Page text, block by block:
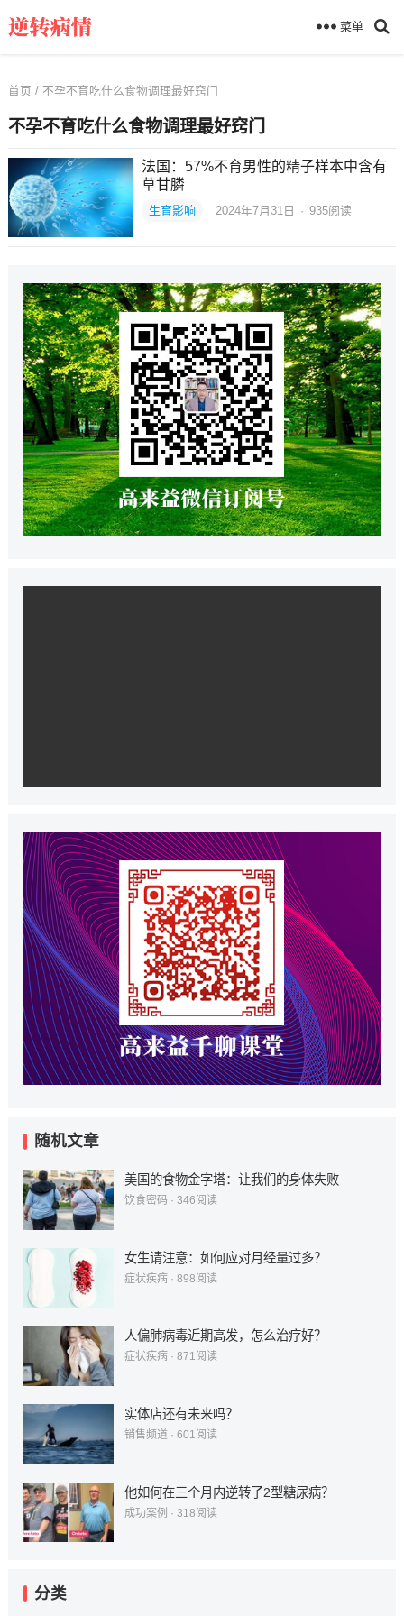
菜单
首页 / 不孕不育吃什么食物调理最好窍门
不孕不育吃什么食物调理最好窍门
法国：57%不育男性的精子样本中含有
草甘膦
生育影响 2024年7月31日 · 935阅读
随机文章
美国的食物金字塔：让我们的身体失败
饮食密码 · 346阅读
女生请注意：如何应对月经量过多？
症状疾病· 898阅读
人偏肺病毒近期高发，怎么治疗好？
症状疾病· 871阅读
实体店还有未来吗？
销售频道· 601阅读
他如何在三个月内逆转了2型糖尿病？
成功案例 · 318阅读
分类